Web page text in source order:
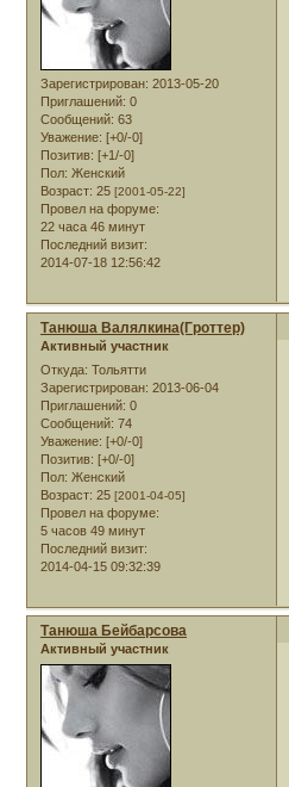
Зарегистрирован: 2013-05-20
Приглашений: 0
Сообщений: 63
Уважение: [+0/-0]
Позитив: [+1/-0]
Пол: Женский
Возраст: 25 [2001-05-22]
Провел на форуме:
22 часа 46 минут
Последний визит:
2014-07-18 12:56:42
Танюша Валялкина(Гроттер)
Активный участник
Откуда: Тольятти
Зарегистрирован: 2013-06-04
Приглашений: 0
Сообщений: 74
Уважение: [+0/-0]
Позитив: [+0/-0]
Пол: Женский
Возраст: 25 [2001-04-05]
Провел на форуме:
5 часов 49 минут
Последний визит:
2014-04-15 09:32:39
Танюша Бейбарсова
Активный участник